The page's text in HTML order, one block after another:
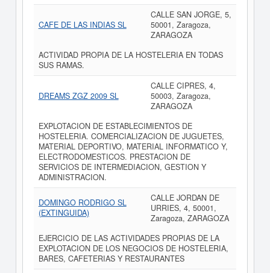
CAFE DE LAS INDIAS SL
CALLE SAN JORGE, 5,
50001, Zaragoza,
ZARAGOZA
ACTIVIDAD PROPIA DE LA HOSTELERIA EN TODAS
SUS RAMAS.
DREAMS ZGZ 2009 SL
CALLE CIPRES, 4,
50003, Zaragoza,
ZARAGOZA
EXPLOTACION DE ESTABLECIMIENTOS DE
HOSTELERIA. COMERCIALIZACION DE JUGUETES,
MATERIAL DEPORTIVO, MATERIAL INFORMATICO Y,
ELECTRODOMESTICOS. PRESTACION DE
SERVICIOS DE INTERMEDIACION, GESTION Y
ADMINISTRACION.
DOMINGO RODRIGO SL
(EXTINGUIDA)
CALLE JORDAN DE
URRIES, 4, 50001,
Zaragoza, ZARAGOZA
EJERCICIO DE LAS ACTIVIDADES PROPIAS DE LA
EXPLOTACION DE LOS NEGOCIOS DE HOSTELERIA,
BARES, CAFETERIAS Y RESTAURANTES